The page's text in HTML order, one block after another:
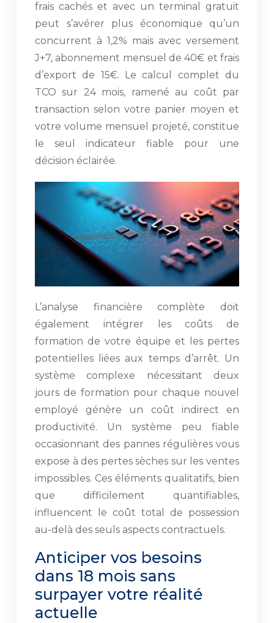
frais cachés et avec un terminal gratuit
peut s’avérer plus économique qu’un
concurrent à 1,2% mais avec versement
J+7, abonnement mensuel de 40€ et frais
d’export de 15€. Le calcul complet du
TCO sur 24 mois, ramené au coût par
transaction selon votre panier moyen et
votre volume mensuel projeté, constitue
le seul indicateur fiable pour une
décision éclairée.
L’analyse financière complète doit
également intégrer les coûts de
formation de votre équipe et les pertes
potentielles liées aux temps d’arrêt. Un
système complexe nécessitant deux
jours de formation pour chaque nouvel
employé génère un coût indirect en
productivité. Un système peu fiable
occasionnant des pannes régulières vous
expose à des pertes sèches sur les ventes
impossibles. Ces éléments qualitatifs, bien
que difficilement quantifiables,
influencent le coût total de possession
au-delà des seuls aspects contractuels.
Anticiper vos besoins
dans 18 mois sans
surpayer votre réalité
actuelle